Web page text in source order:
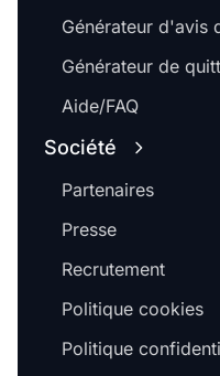
Générateur d'avis
Générateur de
Aide/FAQ
Société
Partenaires
Presse
Recrutement
Politique cookies
Politique